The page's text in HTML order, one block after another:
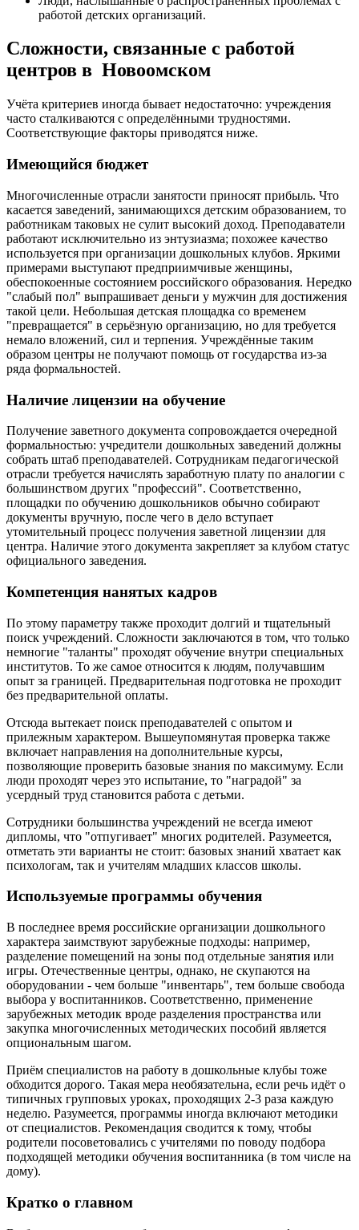
работой детских организаций.
Сложности, связанные с работой
центров в Новоомском
Учёта критериев иногда бывает недостаточно: учреждения
часто сталкиваются с определёнными трудностями.
Соответствующие факторы приводятся ниже.
Имеющийся бюджет
Многочисленные отрасли занятости приносят прибыль. Что
касается заведений, занимающихся детским образованием, то
работникам таковых не сулит высокий доход. Преподаватели
работают исключительно из энтузиазма; похожее качество
используется при организации дошкольных клубов. Яркими
примерами выступают предприимчивые женщины,
обеспокоенные состоянием российского образования. Нередко
"слабый пол" выпрашивает деньги у мужчин для достижения
такой цели. Небольшая детская площадка со временем
"превращается" в серьёзную организацию, но для требуется
немало вложений, сил и терпения. Учреждённые таким
образом центры не получают помощь от государства из-за
ряда формальностей.
Наличие лицензии на обучение
Получение заветного документа сопровождается очередной
формальностью: учредители дошкольных заведений должны
собрать штаб преподавателей. Сотрудникам педагогической
отрасли требуется начислять заработную плату по аналогии с
большинством других "профессий". Соответственно,
площадки по обучению дошкольников обычно собирают
документы вручную, после чего в дело вступает
утомительный процесс получения заветной лицензии для
центра. Наличие этого документа закрепляет за клубом статус
официального заведения.
Компетенция нанятых кадров
По этому параметру также проходит долгий и тщательный
поиск учреждений. Сложности заключаются в том, что только
немногие "таланты" проходят обучение внутри специальных
институтов. То же самое относится к людям, получавшим
опыт за границей. Предварительная подготовка не проходит
без предварительной оплаты.
Отсюда вытекает поиск преподавателей с опытом и
прилежным характером. Вышеупомянутая проверка также
включает направления на дополнительные курсы,
позволяющие проверить базовые знания по максимуму. Если
люди проходят через это испытание, то "наградой" за
усердный труд становится работа с детьми.
Сотрудники большинства учреждений не всегда имеют
дипломы, что "отпугивает" многих родителей. Разумеется,
отметать эти варианты не стоит: базовых знаний хватает как
психологам, так и учителям младших классов школы.
Используемые программы обучения
В последнее время российские организации дошкольного
характера заимствуют зарубежные подходы: например,
разделение помещений на зоны под отдельные занятия или
игры. Отечественные центры, однако, не скупаются на
оборудовании - чем больше "инвентарь", тем больше свобода
выбора у воспитанников. Соответственно, применение
зарубежных методик вроде разделения пространства или
закупка многочисленных методических пособий является
опциональным шагом.
Приём специалистов на работу в дошкольные клубы тоже
обходится дорого. Такая мера необязательна, если речь идёт о
типичных групповых уроках, проходящих 2-3 раза каждую
неделю. Разумеется, программы иногда включают методики
от специалистов. Рекомендация сводится к тому, чтобы
родители посоветовались с учителями по поводу подбора
подходящей методики обучения воспитанника (в том числе на
дому).
Кратко о главном